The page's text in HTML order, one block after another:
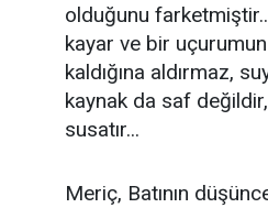
olduğunu
kayar ve bir
kaldığına aldırmaz,
kaynak da saf
susatır...
Meriç, Batının